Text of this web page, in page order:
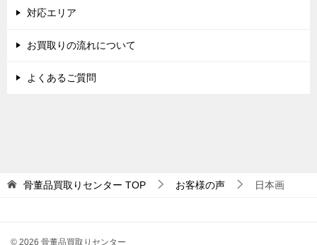
対応エリア
お買取りの流れについて
よくあるご質問
骨董品買取りセンター TOP お客様の声 日本画
© 2026 骨董品買取りセンター